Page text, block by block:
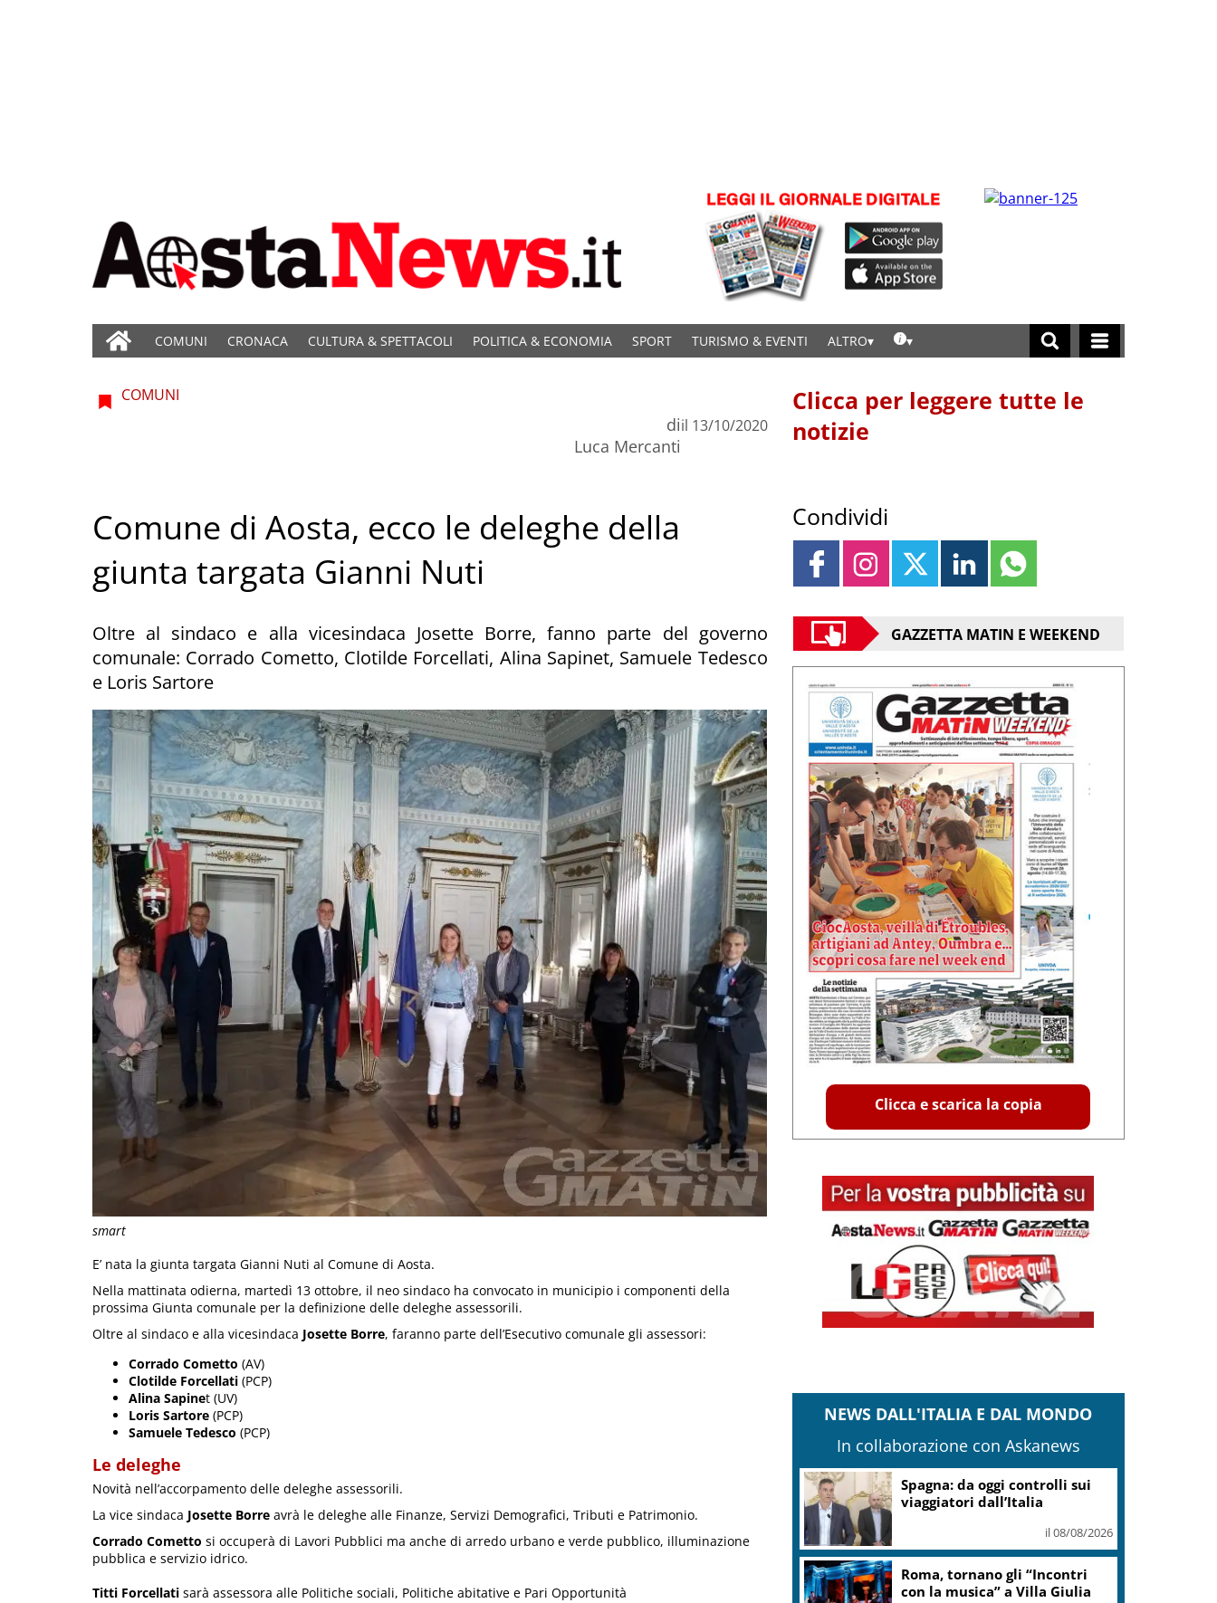
COMUNI CRONACA CULTURA & SPETTACOLI POLITICA & ECONOMIA SPORT TURISMO & EVENTI ALTRO
smart
COMUNI
di
Luca Mercanti
il 13/10/2020
Comune di Aosta, ecco le deleghe della
giunta targata Gianni Nuti
Oltre al sindaco e alla vicesindaca Josette Borre, fanno parte del governo
comunale: Corrado Cometto, Clotilde Forcellati, Alina Sapinet, Samuele Tedesco
e Loris Sartore
E’ nata la giunta targata Gianni Nuti al Comune di Aosta.
Nella mattinata odierna, martedì 13 ottobre, il neo sindaco ha convocato in municipio i componenti della
prossima Giunta comunale per la definizione delle deleghe assessorili.
Oltre al sindaco e alla vicesindaca Josette Borre, faranno parte dell’Esecutivo comunale gli assessori:
Corrado Cometto (AV)
Clotilde Forcellati (PCP)
Alina Sapinet (UV)
Loris Sartore (PCP)
Samuele Tedesco (PCP)
Le deleghe
Novità nell’accorpamento delle deleghe assessorili.
La vice sindaca Josette Borre avrà le deleghe alle Finanze, Servizi Demografici, Tributi e Patrimonio.
Corrado Cometto si occuperà di Lavori Pubblici ma anche di arredo urbano e verde pubblico, illuminazione
pubblica e servizio idrico.
Titti Forcellati sarà assessora alle Politiche sociali, Politiche abitative e Pari Opportunità
Clicca per leggere tutte le
notizie
Condividi
GAZZETTA MATIN E WEEKEND
Clicca e scarica la copia
NEWS DALL'ITALIA E DAL MONDO
In collaborazione con Askanews
Ranteghetta, Garavaglia: Stop a impianto
vittoria del territorio
il 08/08/2026
Adyen e GetYourGuide: 15
anni di innovazione per le